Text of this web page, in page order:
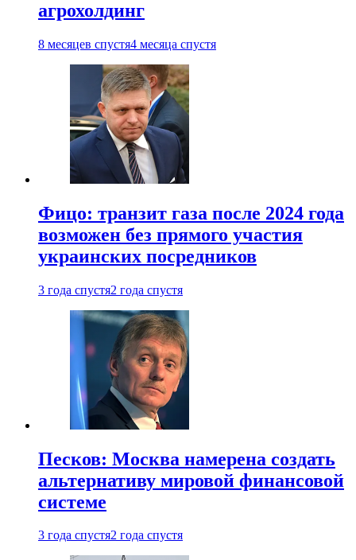
агрохолдинг
8 месяцев спустя4 месяца спустя
Фицо: транзит газа после 2024 года
возможен без прямого участия
украинских посредников
3 года спустя2 года спустя
Песков: Москва намерена создать
альтернативу мировой финансовой
системе
3 года спустя2 года спустя